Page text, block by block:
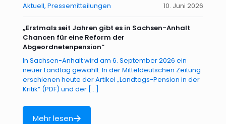
Aktuell Pressemitteilungen 10. Juni 2026
„Erstmals seit Jahren gibt es in Sachsen-Anhalt
Chancen für eine Reform der
Abgeordnetenpension“
In Sachsen-Anhalt wird am 6. September 2026 ein
neuer Landtag gewählt. In der Mitteldeutschen Zeitung
erschienen heute der Artikel „Landtags-Pension in der
Kritik“ (PDF) und der […]
Mehr lesen